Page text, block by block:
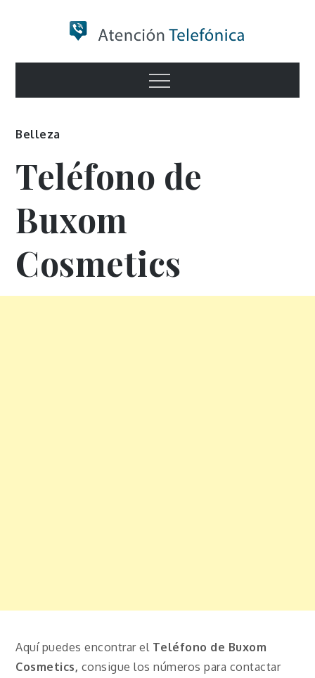
Numero de
Información
Menu
Belleza
Teléfono de
Buxom
Cosmetics
Aquí puedes encontrar el Teléfono de Buxom
Cosmetics, consigue los números para contactar